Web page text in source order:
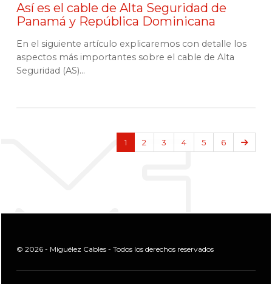
Así es el cable de Alta Seguridad de
Panamá y República Dominicana
En el siguiente artículo explicaremos con detalle los
aspectos más importantes sobre el cable de Alta
Seguridad (AS)...
1 2 3 4 5 6
© 2026 - Miguélez Cables - Todos los derechos reservados